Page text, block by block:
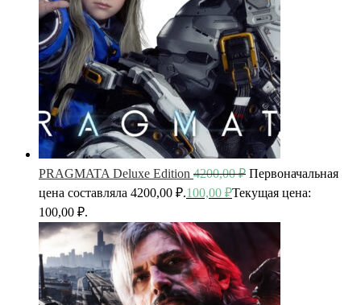
PRAGMATA Deluxe Edition 4200,00₽ Первоначальная
цена составляла 4200,00 ₽.100,00 ₽Текущая цена:
100,00 ₽.